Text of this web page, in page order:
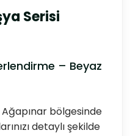
Serisi
– Beyaz
bölgesinde
detaylı şekilde